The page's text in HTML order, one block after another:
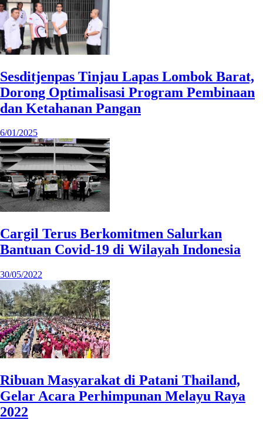
Sesditjenpas Tinjau Lapas Lombok Barat,
Dorong Optimalisasi Program Pembinaan
dan Ketahanan Pangan
6/01/2025
Cargil Terus Berkomitmen Salurkan
Bantuan Covid-19 di Wilayah Indonesia
30/05/2022
Ribuan Masyarakat di Patani Thailand,
Gelar Acara Perhimpunan Melayu Raya
2022